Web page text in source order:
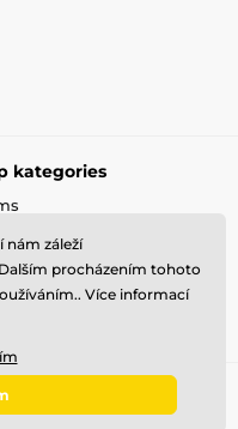
kategories
scopes
Detectors
by
nám záleží
procházením tohoto
Více informací